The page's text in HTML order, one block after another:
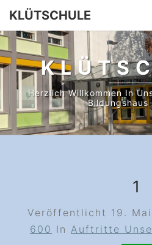
Skip
content
KLÜTSCHULE
Herzlich Willkommen In
Bildungshaus
1
Veröffentlicht 19.
600 In Auftritte